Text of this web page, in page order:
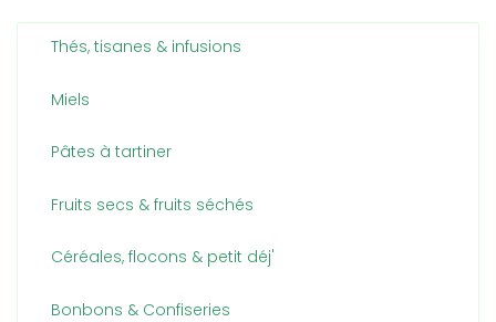
Thés, tisanes & infusions
Miels
Pâtes à tartiner
Fruits secs & fruits séchés
Céréales, flocons & petit déj'
Bonbons & Confiseries